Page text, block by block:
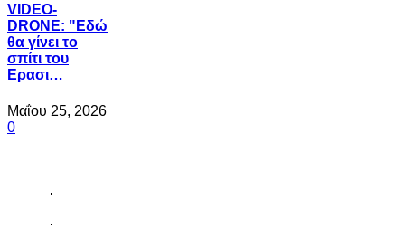
VIDEO-
DRONE: "Εδώ
θα γίνει το
σπίτι του
Ερασι…
Μαΐου 25, 2026
0